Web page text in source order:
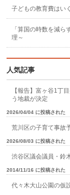
子どもの教育費はい
「算国の時数を減
理～
人気記事
【報告】富ヶ谷1丁
う地裁が決定
2026/04/04 に投稿された
荒川区の子育て事故
2026/08/03 に投稿された
渋谷区議会議員・鈴
2014/11/16 に投稿された
代々木大山公園の仮